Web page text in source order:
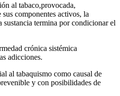
al tabaco,provocada,
componentes activos, la
termina por condicionar el
crónica sistémica
adicciones.
al tabaquismo como causal de
y con posibilidades de